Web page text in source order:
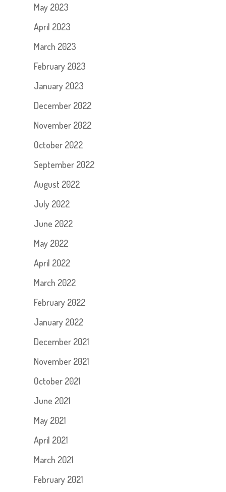
May 2023
April 2023
March 2023
February 2023
January 2023
December 2022
November 2022
October 2022
September 2022
August 2022
July 2022
June 2022
May 2022
April 2022
March 2022
February 2022
January 2022
December 2021
November 2021
October 2021
June 2021
May 2021
April 2021
March 2021
February 2021